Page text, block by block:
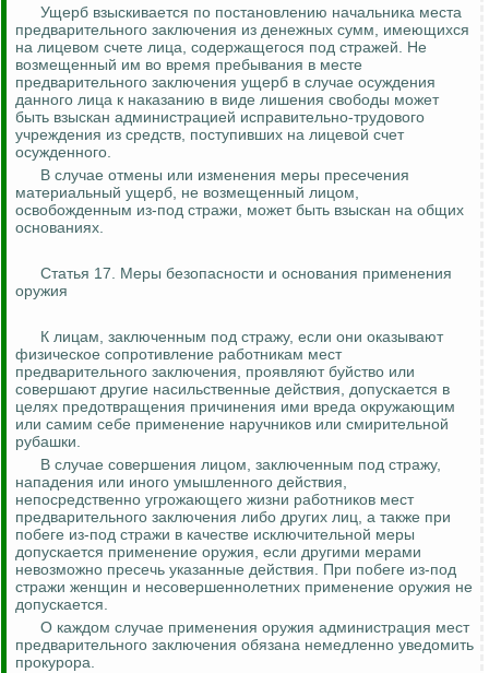
Ущерб взыскивается по постановлению начальника места
предварительного заключения из денежных сумм, имеющихся
на лицевом счете лица, содержащегося под стражей. Не
возмещенный им во время пребывания в месте
предварительного заключения ущерб в случае осуждения
данного лица к наказанию в виде лишения свободы может
быть взыскан администрацией исправительно-трудового
учреждения из средств, поступивших на лицевой счет
осужденного.
В случае отмены или изменения меры пресечения
материальный ущерб, не возмещенный лицом,
освобожденным из-под стражи, может быть взыскан на общих
основаниях.
Статья 17. Меры безопасности и основания применения
оружия
К лицам, заключенным под стражу, если они оказывают
физическое сопротивление работникам мест
предварительного заключения, проявляют буйство или
совершают другие насильственные действия, допускается в
целях предотвращения причинения ими вреда окружающим
или самим себе применение наручников или смирительной
рубашки.
В случае совершения лицом, заключенным под стражу,
нападения или иного умышленного действия,
непосредственно угрожающего жизни работников мест
предварительного заключения либо других лиц, а также при
побеге из-под стражи в качестве исключительной меры
допускается применение оружия, если другими мерами
невозможно пресечь указанные действия. При побеге из-под
стражи женщин и несовершеннолетних применение оружия не
допускается.
О каждом случае применения оружия администрация мест
предварительного заключения обязана немедленно уведомить
прокурора.